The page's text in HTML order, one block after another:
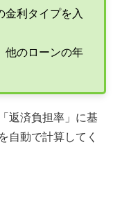
金利タイプを入
他のローンの年
返済負担率」に基
自動で計算してく